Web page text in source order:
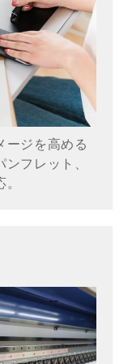
ージを高める
フレット、